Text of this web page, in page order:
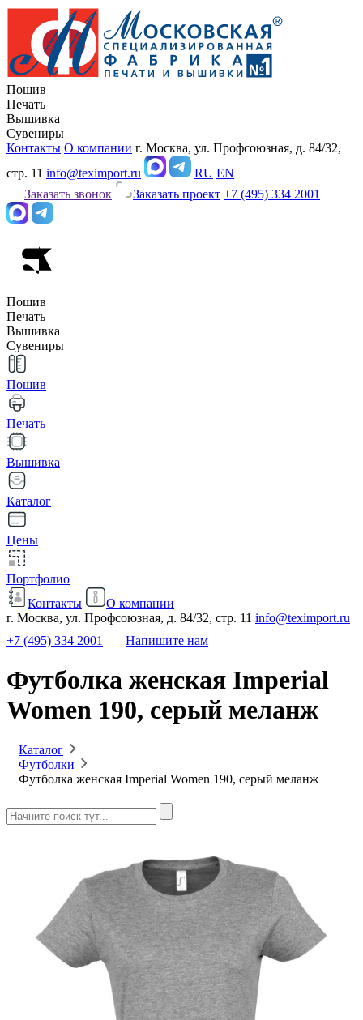
Пошив
Печать
Вышивка
Сувениры
Контакты О компании г. Москва, ул. Профсоюзная, д. 84/32,
стр. 11 info@teximport.ru RU EN
Заказать звонок
Заказать проект +7 (495) 334 2001
Пошив
Печать
Вышивка
Сувениры
Пошив
Печать
Вышивка
Каталог
Цены
Портфолио
Контакты
О компании
г. Москва, ул. Профсоюзная, д. 84/32, стр. 11 info@teximport.ru
+7 (495) 334 2001
Напишите нам
Футболка женская Imperial
Women 190, серый меланж
Каталог
Футболки
Футболка женская Imperial Women 190, серый меланж